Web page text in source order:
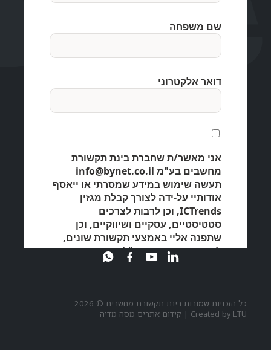
כל הזכויות שמורות בינת תקשורת מחשבים © 2026
Created by LTU
| קידום אתרים מסה מדיה